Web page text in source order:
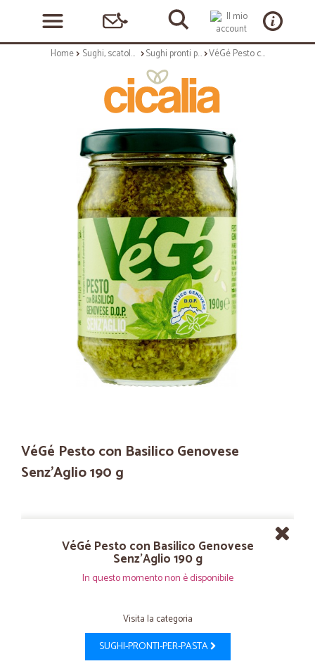
Home Sughi, scatolame e condimenti Sughi pronti per pasta VéGé Pesto con Basilico Genovese Senz'Aglio 190 g
VéGé Pesto con Basilico Genovese
Senz'Aglio 190 g
VéGé Pesto con Basilico Genovese
Senz'Aglio 190 g
In questo momento non è disponibile
Visita la categoria
SUGHI-PRONTI-PER-PASTA